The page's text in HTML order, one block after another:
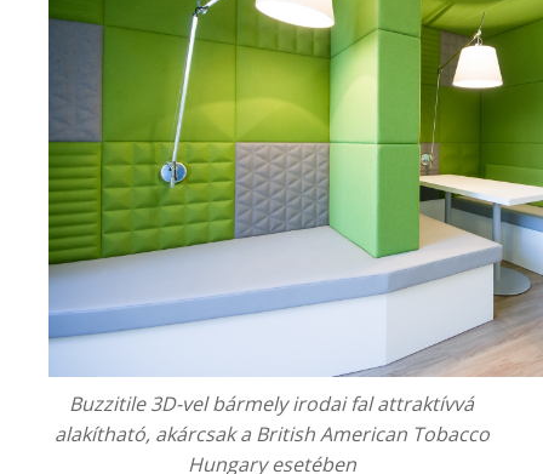
Buzzitile 3D-vel bármely irodai fal attraktívvá
alakítható, akárcsak a British American Tobacco
Hungaryesetében